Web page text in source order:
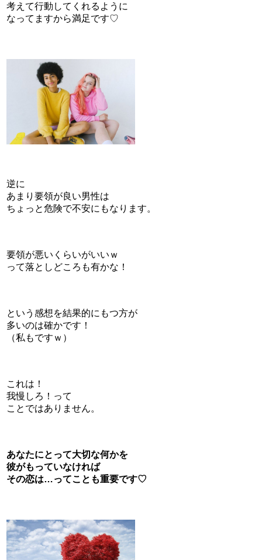
考えて行動してくれるように
なってますから満足です♡
逆に
あまり要領が良い男性は
ちょっと危険で不安にもなります。
要領が悪いくらいがいいｗ
って落としどころも有かな！
と いう感想を結果的にもつ方が
多いのは確かです！
（私もですｗ）
これは！
我慢しろ！って
ことではありません。
あなたにとって大切な何かを
彼がもっていなければ
その恋は…ってことも重要です♡